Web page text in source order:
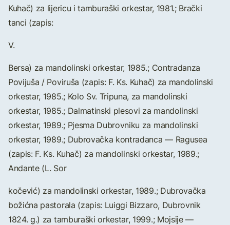
Kuhač) za lijericu i tamburaški orkestar, 1981.; Brački
tanci (zapis:
V.
Bersa) za mandolinski orkestar, 1985.; Contradanza
Povijuša / Poviruša (zapis: F. Ks. Kuhač) za mandolinski
orkestar, 1985.; Kolo Sv. Tripuna, za mandolinski
orkestar, 1985.; Dalmatinski plesovi za mandolinski
orkestar, 1989.; Pjesma Dubrovniku za mandolinski
orkestar, 1989.; Dubrovačka kontradanca — Ragusea
(zapis: F. Ks. Kuhač) za mandolinski orkestar, 1989.;
Andante (L. Sor
kočević) za mandolinski orkestar, 1989.; Dubrovačka
božićna pastorala (zapis: Luiggi Bizzaro, Dubrovnik
1824. g.) za tamburaški orkestar, 1999.; Mojsije —